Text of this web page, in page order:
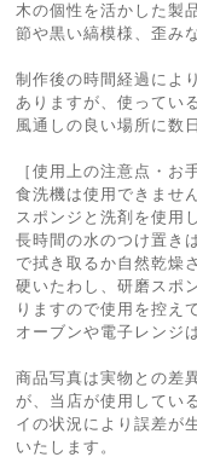
木の個性を活かした製
節や黒い縞模様、歪み
制作後の時間経過によ
ありますが、使ってい
風通しの良い場所に数
［使用上の注意点・お
食洗機は使用できません
スポンジと洗剤を使用
長時間の水のつけ置き
で拭き取るか自然乾燥
硬いたわし、研磨スポ
りますので使用を控え
オーブンや電子レンジ
商品写真は実物との差
が、当店が使用してい
イの状況により誤差が
いたします。